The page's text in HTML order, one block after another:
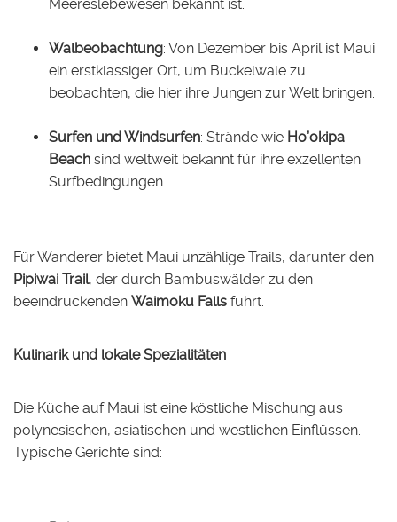
Meereslebewesen bekannt ist.
Walbeobachtung: Von Dezember bis April ist Maui
ein erstklassiger Ort, um Buckelwale zu
beobachten, die hier ihre Jungen zur Welt bringen.
Surfen und Windsurfen: Strände wie Ho’okipa
Beach sind weltweit bekannt für ihre exzellenten
Surfbedingungen.
Für Wanderer bietet Maui unzählige Trails, darunter den
Pipiwai Trail, der durch Bambuswälder zu den
beeindruckenden Waimoku Falls führt.
Kulinarik und lokale Spezialitäten
Die Küche auf Maui ist eine köstliche Mischung aus
polynesischen, asiatischen und westlichen Einflüssen.
Typische Gerichte sind: